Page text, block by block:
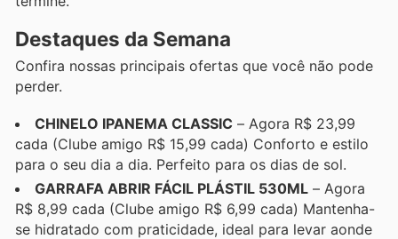
Destaques da Semana
Confira nossas principais ofertas que você não pode
perder.
CHINELO IPANEMA CLASSIC – Agora R$ 23,99
cada (Clube amigo R$ 15,99 cada) Conforto e estilo
para o seu dia a dia. Perfeito para os dias de sol.
GARRAFA ABRIR FÁCIL PLÁSTIL 530ML – Agora
R$ 8,99 cada (Clube amigo R$ 6,99 cada) Mantenha-
se hidratado com praticidade, ideal para levar aonde